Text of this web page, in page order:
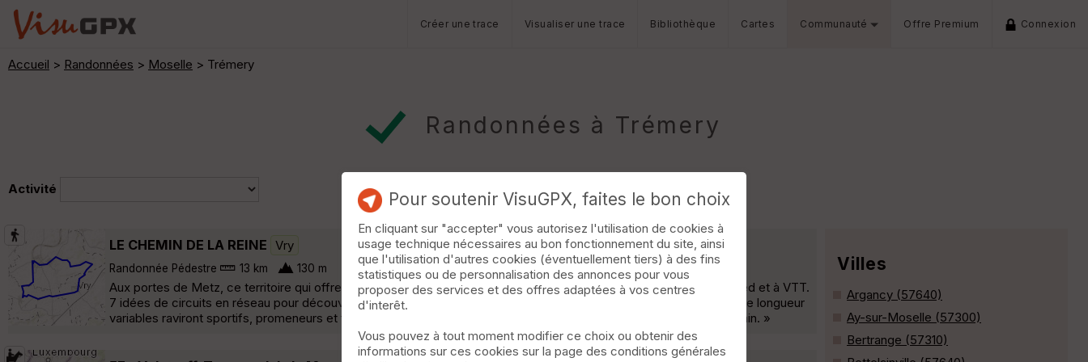
Créer une trace Visualiser une trace Bibliothèque Cartes Communauté Offre Premium Connexion
Accueil > Randonnées > Moselle > Trémery
Randonnées à Trémery
Activité
LE CHEMIN DE LA REINE Vry
Randonnée Pédestre 13 km 130 m
Aux portes de Metz, ce territoire qui offre forêts et grands espaces est idéal pour la pratique de la randonnée à pied et à VTT.
7 idées de circuits en réseau pour découvrir une nature intacte et un patrimoine riche. Les circuits de difficulté et de longueur
variables raviront sportifs, promeneurs et familles. Ils sont balisés et entretenus par l\'association Rand\'Haut Chemin. »
Villes
Argancy (57640)
Ay-sur-Moselle (57300)
Bertrange (57310)
Pour soutenir VisuGPX, faites le bon choix
En cliquant sur "accepter" vous autorisez l'utilisation de cookies à
usage technique nécessaires au bon fonctionnement du site, ainsi
que l'utilisation d'autres cookies (éventuellement tiers) à des fins
statistiques ou de personnalisation des annonces pour vous
proposer des services et des offres adaptées à vos centres
d'interêt.
Vous pouvez à tout moment modifier ce choix ou obtenir des
informations sur ces cookies sur la page des conditions générales